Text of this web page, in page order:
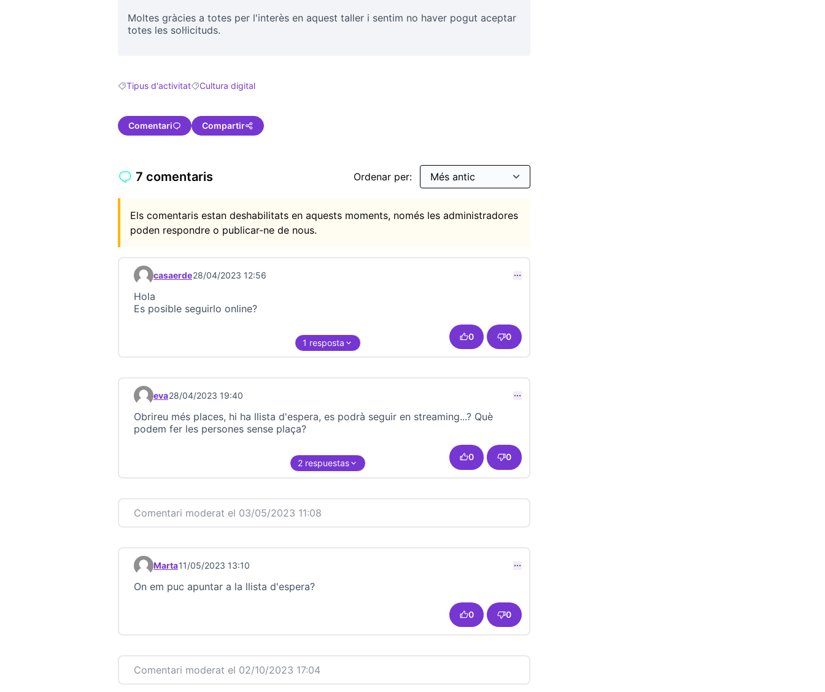
(Link externo)
Moltes gràcies a totes per l'interès en aquest taller i sentim no haver pogut aceptar
totes les sol·licituds.
Resultats en filtrar per: Tipus d'activitat
Tipus d'activitatResultats en filtrar per: Cultura digital
Cultura digital
Comentari Compartir
7 comentaris Ordenar per:
Els comentaris estan deshabilitats en aquests moments, només les administradores
poden respondre o publicar-ne de nous.
Comentari 23177
casaerde28/04/2023 12:56
Hola
Es posible seguirlo online?
0 0
1 resposta
Comentari 23178
eva28/04/2023 19:40
Obrireu més places, hi ha llista d'espera, es podrà seguir en streaming...? Què
podem fer les persones sense plaça?
0 0
2 respuestas
Comentari moderat el 03/05/2023 11:08
Comentari 23192
Marta11/05/2023 13:10
On em puc apuntar a la llista d'espera?
0 0
Comentari moderat el 02/10/2023 17:04